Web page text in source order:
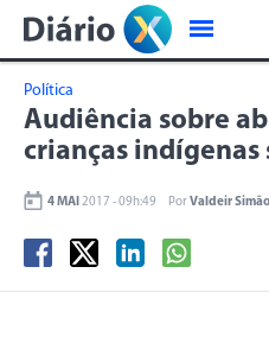
Política
Audiência sobre
crianças indígenas
4 MAI 2017 - 09h:49 PorValdeir Simão